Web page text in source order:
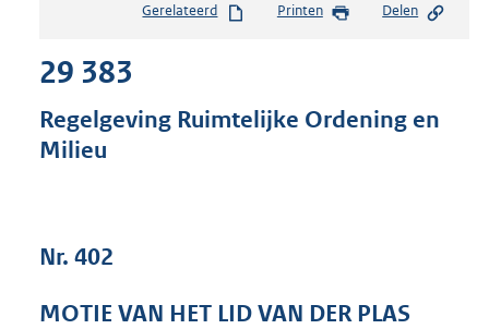
s
s
:
Gerelateerd Printen Delen
29 383
Regelgeving Ruimtelijke Ordening en
Milieu
Nr. 402
MOTIE VAN HET LID VAN DER PLAS